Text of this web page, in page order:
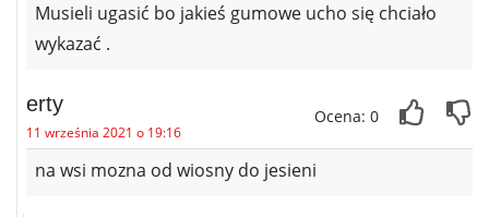
Musieli ugasić bo jakieś gumowe ucho się chciało
wykazać .
erty
11 września 2021 o 19:16
Ocena: 0
na wsi mozna od wiosny do jesieni